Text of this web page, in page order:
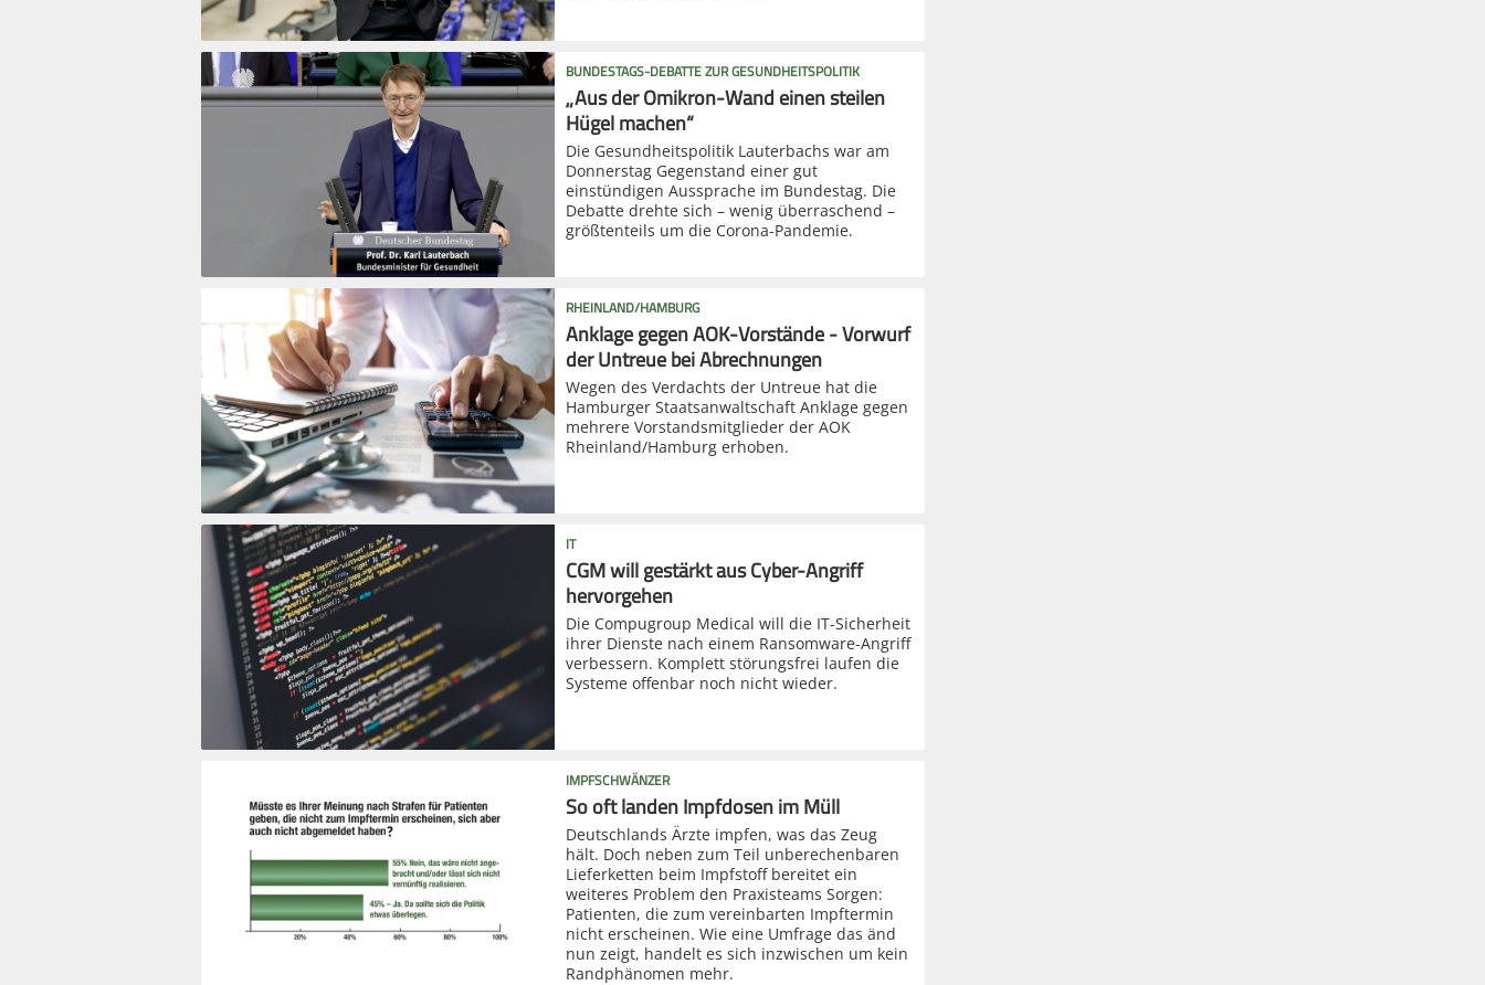
BUNDESTAGS-DEBATTE ZUR GESUNDHEITSPOLITIK
„Aus der Omikron-Wand einen steilen
Hügel machen“
Die Gesundheitspolitik Lauterbachs war am
Donnerstag Gegenstand einer gut
einstündigen Aussprache im Bundestag. Die
Debatte drehte sich – wenig überraschend –
größtenteils um die Corona-Pandemie.
RHEINLAND/HAMBURG
Anklage gegen AOK-Vorstände - Vorwurf
der Untreue bei Abrechnungen
Wegen des Verdachts der Untreue hat die
Hamburger Staatsanwaltschaft Anklage gegen
mehrere Vorstandsmitglieder der AOK
Rheinland/Hamburg erhoben.
IT
CGM will gestärkt aus Cyber-Angriff
hervorgehen
Die Compugroup Medical will die IT-Sicherheit
ihrer Dienste nach einem Ransomware-Angriff
verbessern. Komplett störungsfrei laufen die
Systeme offenbar noch nicht wieder.
IMPFSCHWÄNZER
So oft landen Impfdosen im Müll
Deutschlands Ärzte impfen, was das Zeug
hält. Doch neben zum Teil unberechenbaren
Lieferketten beim Impfstoff bereitet ein
weiteres Problem den Praxisteams Sorgen:
Patienten, die zum vereinbarten Impftermin
nicht erscheinen. Wie eine Umfrage das änd
nun zeigt, handelt es sich inzwischen um kein
Randphänomen mehr.